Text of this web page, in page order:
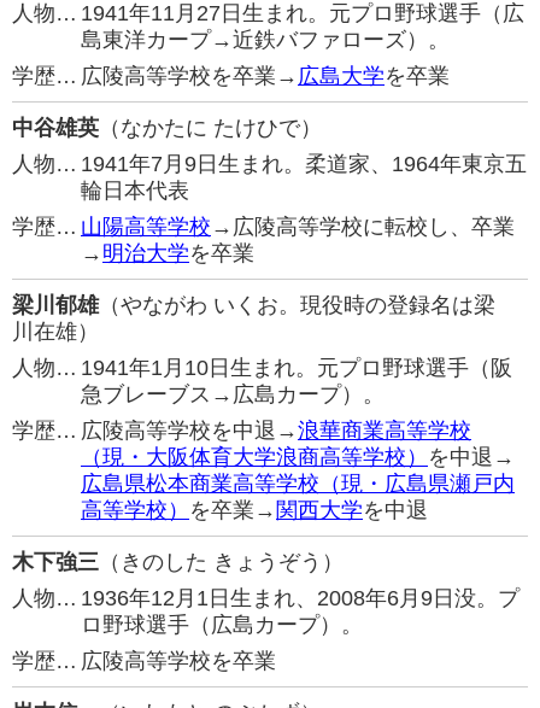
人物… 1941年11月27日生まれ。元プロ野球選手（広
島東洋カープ→近鉄バファローズ）。
学歴… 広陵高等学校を卒業→ 広島大学を卒業
中谷雄英 （なかたに たけひで）
人物… 1941年7月9日生まれ。柔道家、1964年東京五
輪日本代表
学歴… 山陽高等学校 →広陵高等学校に転校し、卒業
→ 明治大学を卒業
梁川郁雄（やながわ いくお。現役時の登録名は梁
川在雄）
人物… 1941年1月10日生まれ。元プロ野球選手（阪
急ブレーブス→広島カープ）。
学歴… 広陵高等学校を中退→浪華商業高等学校
（現・大阪体育大学浪商高等学校） を中退→
広島県松本商業高等学校（現・広島県瀬戸内
高等学校） を卒業→ 関西大学を中退
木下強三 （きのした きょうぞう）
人物… 1936年12月1日生まれ、2008年6月9日没。プ
ロ野球選手（広島カープ）。
学歴… 広陵高等学校を卒業